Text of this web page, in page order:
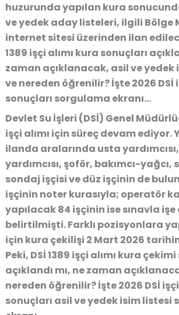
huzurunda yapılan kura
ve yedek aday listeleri, ilgili Bölge
internet sitesi üzerinden ilan
1389 işçi alımı kura sonuçları
zaman açıklanacak, asil ve yedek
ve nereden öğrenilir? İşte 2026 DSİ
sonuçları sorgulama ekranı…
Devlet Su İşleri (DSİ) Genel
işçi alımı için süreç devam ediyor.
ilanda aralarında usta yardımcısı,
yardımcısı, şoför, bakımcı-yağcı,
sondaj işçisi ve düz işçinin de
işçinin noter kurasıyla; operatör
yapılacak 84 işçinin ise sınavla işe
belirtilmişti. Farklı pozisyonlara
için kura çekilişi 2 Mart 2026
Peki, DSİ 1389 işçi alımı kura
açıklandı mı, ne zaman
nereden öğrenilir? İşte 2026 DSİ
sonuçları asil ve yedek isim listesi